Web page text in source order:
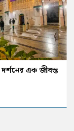
দর্শনের এক জীবন্ত